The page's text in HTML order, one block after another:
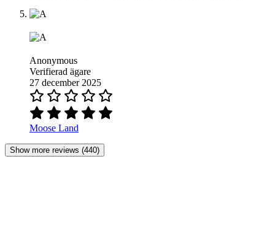
Anonymous
Verifierad ägare
27 december 2025
Moose Land
Show more reviews (440)